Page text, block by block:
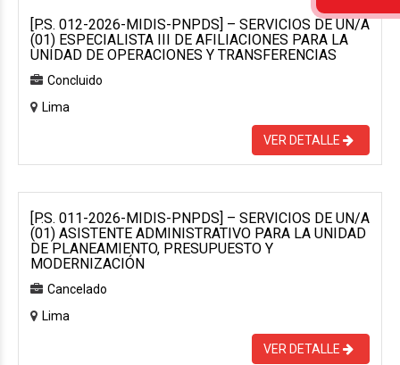
[P.S. 012-2026-MIDIS-PNPDS] – SERVICIOS DE UN/A
(01) ESPECIALISTA III DE AFILIACIONES PARA LA
UNIDAD DE OPERACIONES Y TRANSFERENCIAS
Concluido
Lima
VER DETALLE
[P.S. 011-2026-MIDIS-PNPDS] – SERVICIOS DE UN/A
(01) ASISTENTE ADMINISTRATIVO PARA LA UNIDAD
DE PLANEAMIENTO, PRESUPUESTO Y
MODERNIZACIÓN
Cancelado
Lima
VER DETALLE